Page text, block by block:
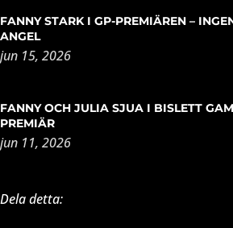
FANNY STARK I GP-PREMIÄREN –
ANGEL
jun 15, 2026
FANNY OCH JULIA SJUA I BISLETT
PREMIÄR
jun 11, 2026
Dela detta: